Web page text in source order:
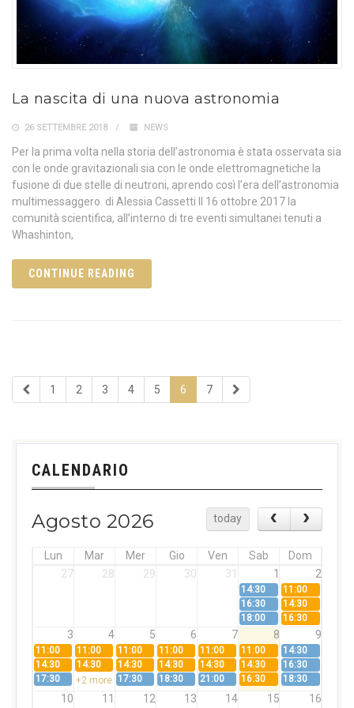
La nascita di una nuova astronomia
26 SETTEMBRE 2018 NEWS
Per la prima volta nella storia dell’astronomia è stata osservata sia
con le onde gravitazionali sia con le onde elettromagnetiche la
fusione di due stelle di neutroni, aprendo così l’era dell’astronomia
multimessaggero. di Alessia Cassetti Il 16 ottobre 2017 la
comunità scientifica, all’interno di tre eventi simultanei tenuti a
Whashinton,
CONTINUE READING
1 2 3 4 5 6 7
CALENDARIO
Agosto 2026 today
Lun Mar Mer Gio Ven Sab
Dom
27
28 29 30 31 1 2
14:30
11:00
16:30
14:30
18:00
16:30
3 4 5 6 7 8 9
11:00 11:00 11:00 11:00 11:00 11:00
14:30
14:30
14:30 14:30 14:30 14:30 14:30
16:30
17:30
+2 more 17:30 18:30 21:00 16:30 18:30
10 11 12 13 14 15 16